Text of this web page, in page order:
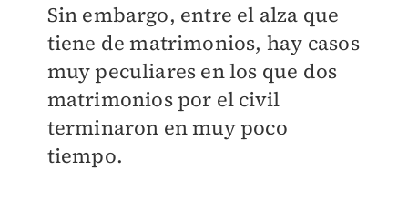
Sin embargo, entre el alza que
tiene de matrimonios, hay casos
muy peculiares en los que dos
matrimonios por el civil
terminaron en muy poco
tiempo.